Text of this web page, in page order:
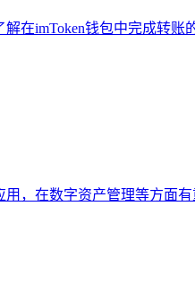
在imToken钱包中完成转
，在数字资产管理等方面